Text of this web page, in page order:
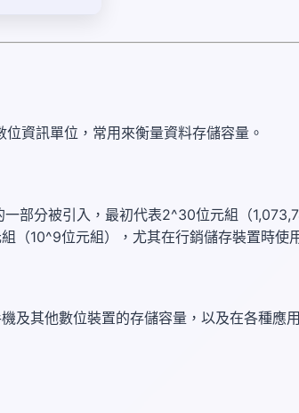
資訊單位，常用來衡量資料存儲容量。
部分被引入，最初代表2^30位元組（
（10^9位元組），尤其在行銷儲存裝置時使
及其他數位裝置的存儲容量，以及在各種應